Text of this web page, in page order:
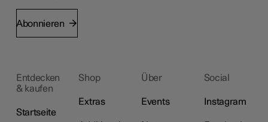
Abonnieren
Entdecken
& kaufen
Startseite
Shop
Extras
Über
Events
Social
Instagram